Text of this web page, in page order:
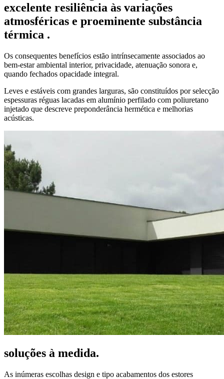
excelente resiliência às variações
atmosféricas e proeminente substância
térmica .
Os consequentes benefícios estão intrínsecamente associados ao
bem-estar ambiental interior, privacidade, atenuação sonora e,
quando fechados opacidade integral.
Leves e estáveis com grandes larguras, são constituídos por selecção
espessuras réguas lacadas em alumínio perfilado com poliuretano
injetado que descreve preponderância hermética e melhorias
acústicas.
soluções à medida.
As inúmeras escolhas design e tipo acabamentos dos estores